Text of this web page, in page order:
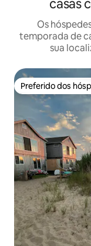
casas
Os
temporada de
sua
Preferido dos
Preferido dos